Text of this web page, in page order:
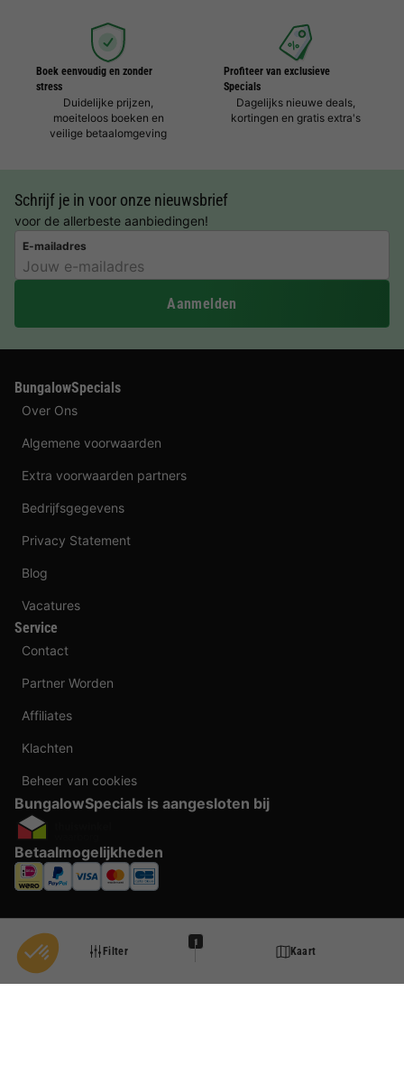
Filter
1
Kaart
Boek eenvoudig en zonder
stress
Duidelijke prijzen,
moeiteloos boeken en
veilige betaalomgeving
Profiteer van exclusieve
Specials
Dagelijks nieuwe deals,
kortingen en gratis extra's
Schrijf je in voor onze nieuwsbrief
voor de allerbeste aanbiedingen!
E-mailadres
Aanmelden
BungalowSpecials
Over Ons
Algemene voorwaarden
Extra voorwaarden partners
Bedrijfsgegevens
Privacy Statement
Blog
Vacatures
Service
Contact
Partner Worden
Affiliates
Klachten
Beheer van cookies
BungalowSpecials is aangesloten bij
Betaalmogelijkheden